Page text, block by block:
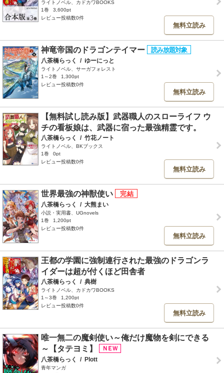
ライトノベル、カドカワBOOKS
1巻
3,600pt
レビュー投稿数0件
無料立読み
神竜帝国のドラゴンテイマー
八茶橋らっく / ゆーにっと
ライトノベル、サーガフォレスト
1～2巻
1,300pt
レビュー投稿数0件
無料立読み
【無料試し読み版】武器職人のスローライフ ウ
チの看板娘は、武器に宿った最強精霊です。
八茶橋らっく / 竹花ノート
ライトノベル、BKブックス
1巻
0pt
レビュー投稿数0件
無料立読み
世界最強の神獣使い
八茶橋らっく / 大熊まい
小説・実用書、UGnovels
1巻
1,200pt
レビュー投稿数0件
無料立読み
王都の学園に強制連行された最強のドラゴンラ
イダーは超が付くほど田舎者
八茶橋らっく / 典樹
ライトノベル、カドカワBOOKS
1～3巻
1,200pt
レビュー投稿数0件
無料立読み
唯一無二の魔剣使い～俺だけ魔物を剣にできる
～【タテヨミ】
八茶橋らっく / Plott
青年マンガ